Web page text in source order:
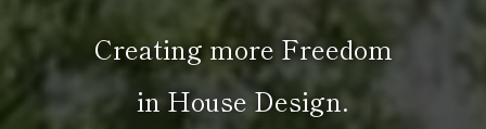
Creating more Freedom
in House Design.